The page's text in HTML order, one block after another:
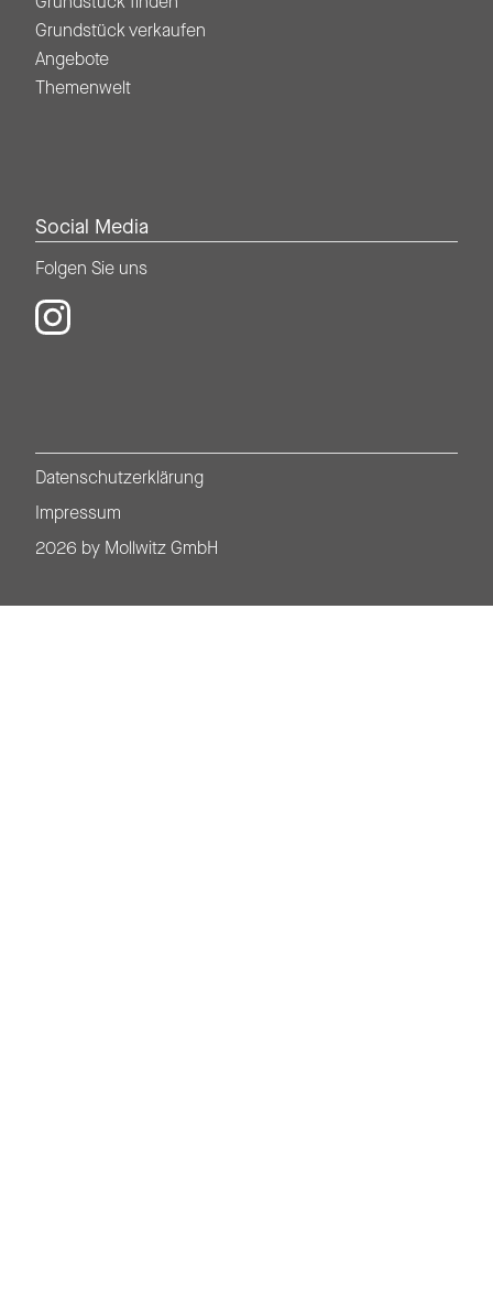
Grundstück verkaufen
Angebote
Themenwelt
Social Media
Folgen Sie uns
Folgen Sie uns auf Instagram
2026 by Mollwitz GmbH
Datenschutzerklärung
Impressum